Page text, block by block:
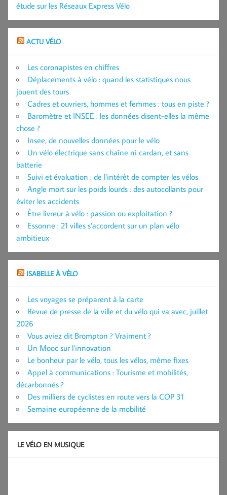
étude sur les Réseaux Express Vélo
ACTU VÉLO
Les coronapistes en chiffres
Déplacements à vélo : quand les statistiques nous
jouent des tours
Cadres et ouvriers, hommes et femmes : tous en piste ?
Baromètre et INSEE : les données disent-elles la même
chose ?
Insee, de nouvelles données pour le vélo
Un vélo électrique sans chaîne ni cardan, et sans
batterie
Suivi et évaluation : de l’intérêt de compter les vélos
Angle mort sur les poids lourds : des autocollants pour
éviter les accidents
Être livreur à vélo : passion ou exploitation ?
Essonne : 21 villes s’accordent sur un plan vélo
ambitieux
ISABELLE À VÉLO
Les voyages se préparent à la carte
Revue de presse de la ville et du vélo qui va avec, juillet
2026
Vous aviez dit Brompton ? Vraiment ?
Un Mooc sur l’innovation
Le bonheur par le vélo, tous les vélos, même fixes
Appel à communications : Tourisme et mobilités,
décarbonnés ?
Des milliers de cyclistes en route vers la COP 31
Semaine européenne de la mobilité
LE VÉLO EN MUSIQUE